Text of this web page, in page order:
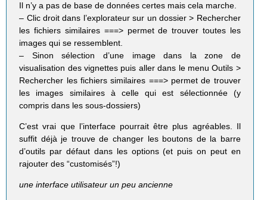
Il n’y a pas de base de données certes mais cela marche.
– Clic droit dans l’explorateur sur un dossier > Rechercher
les fichiers similaires ===> permet de trouver toutes les
images qui se ressemblent.
– Sinon sélection d’une image dans la zone de
visualisation des vignettes puis aller dans le menu Outils >
Rechercher les fichiers similaires ===> permet de trouver
les images similaires à celle qui est sélectionnée (y
compris dans les sous-dossiers)
C’est vrai que l’interface pourrait être plus agréables. Il
suffit déjà je trouve de changer les boutons de la barre
d’outils par défaut dans les options (et puis on peut en
rajouter des “customisés”!)
une interface utilisateur un peu ancienne